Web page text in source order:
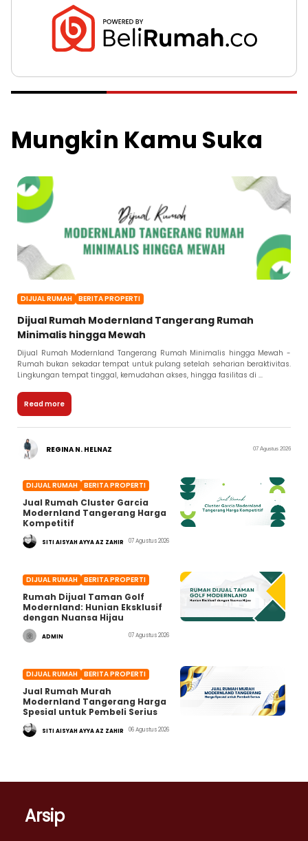
Mungkin Kamu Suka
DIJUAL RUMAH BERITA PROPERTI
Dijual Rumah Modernland Tangerang Rumah
Minimalis hingga Mewah
Dijual Rumah Modernland Tangerang Rumah Minimalis hingga Mewah -
Rumah bukan sekadar tempat untuk pulang setelah seharian beraktivitas.
Lingkungan tempat tinggal, kemudahan akses, hingga fasilitas di ...
Read more
REGINA N. HELNAZ 07 Agustus 2026
DIJUAL RUMAH BERITA PROPERTI
Jual Rumah Cluster Garcia
Modernland Tangerang Harga
Kompetitif
SITI AISYAH AYYA AZ ZAHIR 07 Agustus 2026
DIJUAL RUMAH BERITA PROPERTI
Rumah Dijual Taman Golf
Modernland: Hunian Eksklusif
dengan Nuansa Hijau
ADMIN 07 Agustus 2026
DIJUAL RUMAH BERITA PROPERTI
Jual Rumah Murah
Modernland Tangerang Harga
Spesial untuk Pembeli Serius
SITI AISYAH AYYA AZ ZAHIR 06 Agustus 2026
Arsip